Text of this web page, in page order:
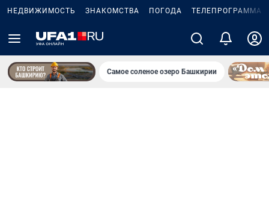
НЕДВИЖИМОСТЬ ЗНАКОМСТВА ПОГОДА ТЕЛЕПРОГРАММА
Самое соленое озеро Башкирии